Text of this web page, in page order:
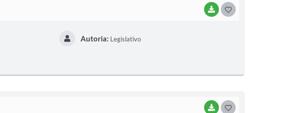
BAIXAR
Autoria: Legislativo
BAIXAR